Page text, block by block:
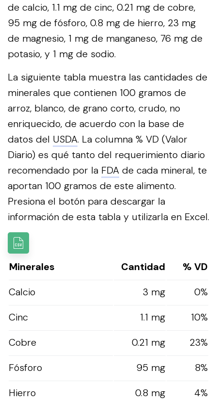
de calcio, 1.1 mg de cinc, 0.21 mg de cobre,
95 mg de fósforo, 0.8 mg de hierro, 23 mg
de magnesio, 1 mg de manganeso, 76 mg de
potasio, y 1 mg de sodio.
La siguiente tabla muestra las cantidades de
minerales que contienen 100 gramos de
arroz, blanco, de grano corto, crudo, no
enriquecido, de acuerdo con la base de
datos del USDA. La columna % VD (Valor
Diario) es qué tanto del requerimiento diario
recomendado por la FDA de cada mineral, te
aportan 100 gramos de este alimento.
Presiona el botón para descargar la
información de esta tabla y utilizarla en Excel.
Minerales Cantidad
% VD
Calcio
3 mg
0%
Cinc
1.1 mg
10%
Cobre
0.21 mg
23%
Fósforo
95 mg
8%
Hierro
0.8 mg 4%